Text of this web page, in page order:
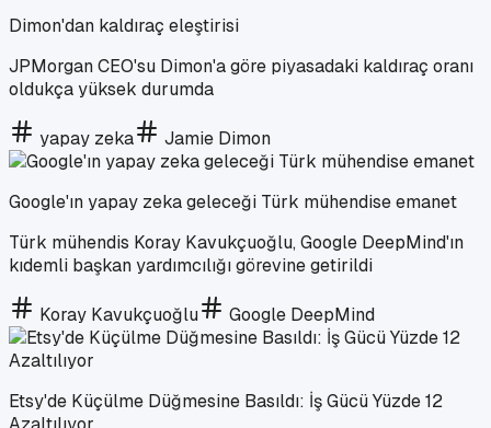
Dimon'dan kaldıraç eleştirisi
JPMorgan CEO'su Dimon'a göre piyasadaki kaldıraç oranı
oldukça yüksek durumda
yapay zeka Jamie Dimon
Google'ın yapay zeka geleceği Türk mühendise emanet
Türk mühendis Koray Kavukçuoğlu, Google DeepMind'ın
kıdemli başkan yardımcılığı görevine getirildi
Koray Kavukçuoğlu Google DeepMind
Etsy'de Küçülme Düğmesine Basıldı: İş Gücü Yüzde 12